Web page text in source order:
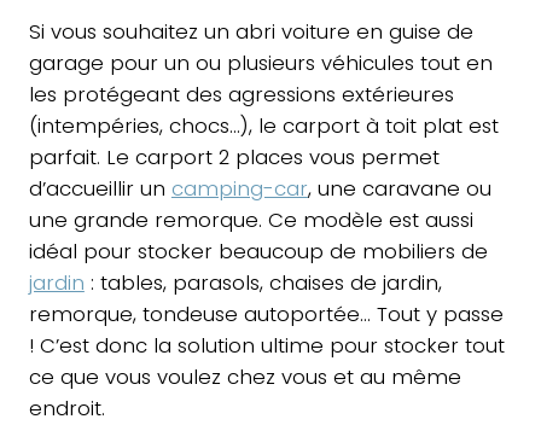
Si vous souhaitez un abri voiture en guise de
garage pour un ou plusieurs véhicules tout en
les protégeant des agressions extérieures
(intempéries, chocs…), le carport à toit plat est
parfait. Le carport 2 places vous permet
d’accueillir un camping-car, une caravane ou
une grande remorque. Ce modèle est aussi
idéal pour stocker beaucoup de mobiliers de
jardin : tables, parasols, chaises de jardin,
remorque, tondeuse autoportée… Tout y passe
! C’est donc la solution ultime pour stocker tout
ce que vous voulez chez vous et au même
endroit.